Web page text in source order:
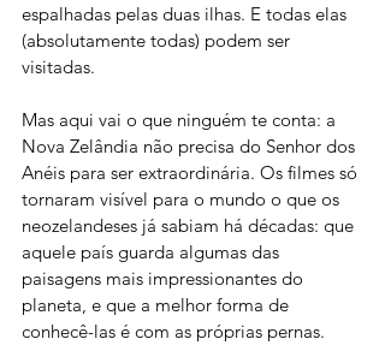
espalhadas pelas duas ilhas. E todas elas
(absolutamente todas) podem ser
visitadas.
Mas aqui vai o que ninguém te conta: a
Nova Zelândia não precisa do Senhor dos
Anéis para ser extraordinária. Os filmes só
tornaram visível para o mundo o que os
neozelandeses já sabiam há décadas: que
aquele país guarda algumas das
paisagens mais impressionantes do
planeta, e que a melhor forma de
conhecê-las é com as próprias pernas.